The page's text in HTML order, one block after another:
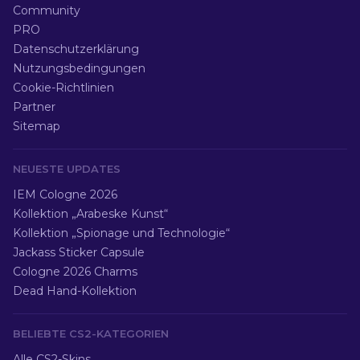
Community
PRO
Datenschutzerklärung
Nutzungsbedingungen
Cookie-Richtlinien
Partner
Sitemap
NEUESTE UPDATES
IEM Cologne 2026
Kollektion „Arabeske Kunst“
Kollektion „Spionage und Technologie“
Jackass Sticker Capsule
Cologne 2026 Charms
Dead Hand-Kollektion
BELIEBTE CS2-KATEGORIEN